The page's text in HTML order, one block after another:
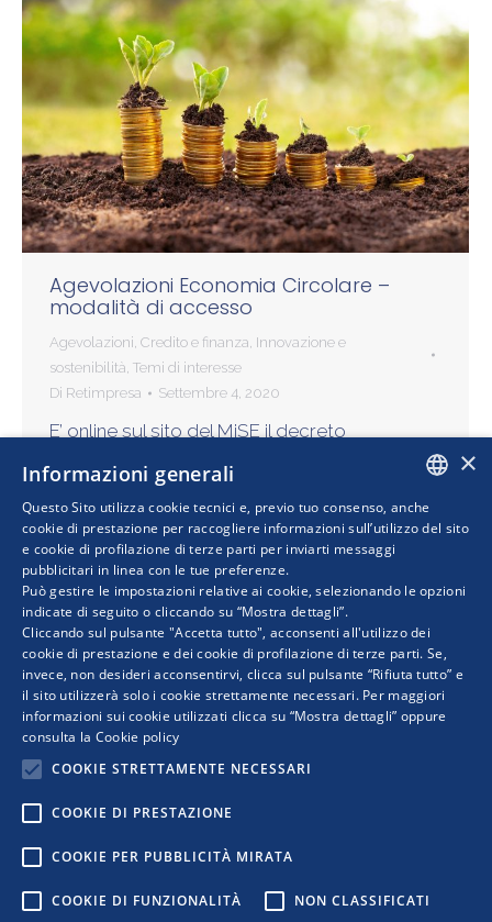
Agevolazioni Economia Circolare –
modalità di accesso
Agevolazioni, Credito e finanza, Innovazione e
sostenibilità, Temi di interesse
Di Retimpresa Settembre 4, 2020
E’ online sul sito del MiSE il decreto
direttoriale del 5 agosto 2020, che definisce
termini e modalità per la presentazione delle
domande di agevolazione in favore dei
progetti di…
COPYRIGHT © 2019 WWW.RETIMPRESA.IT
reti d'imprese
ITALIAN
×
Informazioni generali
Questo Sito utilizza cookie tecnici e, previo tuo consenso, anche
cookie di prestazione per raccogliere informazioni sull’utilizzo del sito
e cookie di profilazione di terze parti per inviarti messaggi
pubblicitari in linea con le tue preferenze.
Può gestire le impostazioni relative ai cookie, selezionando le opzioni
indicate di seguito o cliccando su “Mostra dettagli”.
Cliccando sul pulsante "Accetta tutto", acconsenti all'utilizzo dei
cookie di prestazione e dei cookie di profilazione di terze parti. Se,
invece, non desideri acconsentirvi, clicca sul pulsante “Rifiuta tutto” e
il sito utilizzerà solo i cookie strettamente necessari. Per maggiori
informazioni sui cookie utilizzati clicca su “Mostra dettagli” oppure
consulta la Cookie policy
COOKIE STRETTAMENTE NECESSARI
COOKIE DI PRESTAZIONE
COOKIE PER PUBBLICITÀ MIRATA
COOKIE DI FUNZIONALITÀ NON CLASSIFICATI